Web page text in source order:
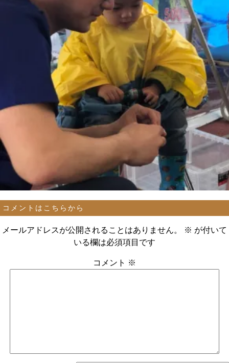
コメントはこちらから
メールアドレスが公開されることはありません。 ※ が付いて
いる欄は必須項目です
コメント ※